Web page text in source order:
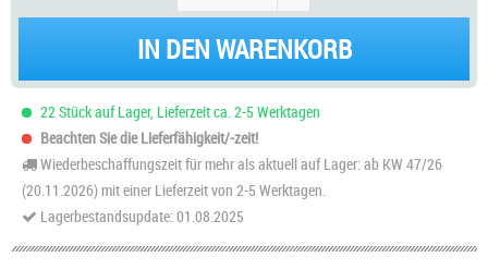
IN DEN WARENKORB
22 Stück auf Lager, Lieferzeit ca. 2-5 Werktagen
Beachten Sie die Lieferfähigkeit/-zeit!
Wiederbeschaffungszeit für mehr als aktuell auf Lager: ab KW 47/26
(20.11.2026) mit einer Lieferzeit von 2-5 Werktagen.
Lagerbestandsupdate: 01.08.2025